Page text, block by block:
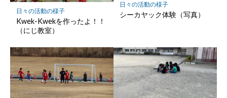
日々の活動の様子
Kwek-Kwekを作ったよ！！
（にじ教室）
日々の活動の様子
シーカヤック体験（写真）